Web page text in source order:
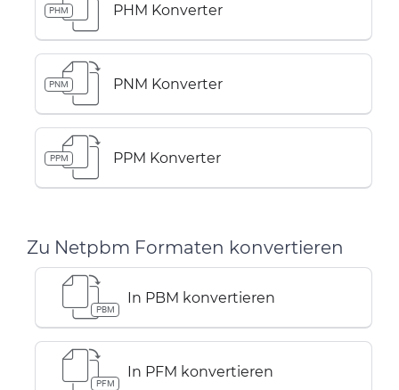
PHM PHM Konverter
PNM PNM Konverter
PPM PPM Konverter
Zu Netpbm Formaten konvertieren
PBM
In PBM konvertieren
PFM
In PFM konvertieren